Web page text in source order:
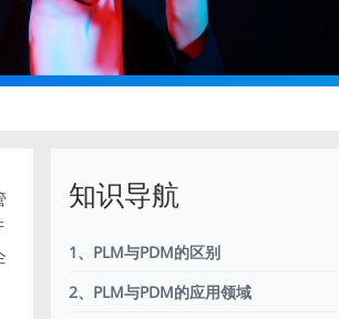
知识导航
1、PLM与PDM的区别
2、PLM与PDM的应用领域